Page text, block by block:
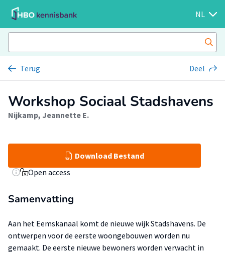
NL
Terug Deel
Workshop Sociaal Stadshavens
Nijkamp, Jeannette E.
Download Bestand
Open access
Samenvatting
Aan het Eemskanaal komt de nieuwe wijk Stadshavens. De
ontwerpen voor de eerste woongebouwen worden nu
gemaakt. De eerste nieuwe bewoners worden verwacht in